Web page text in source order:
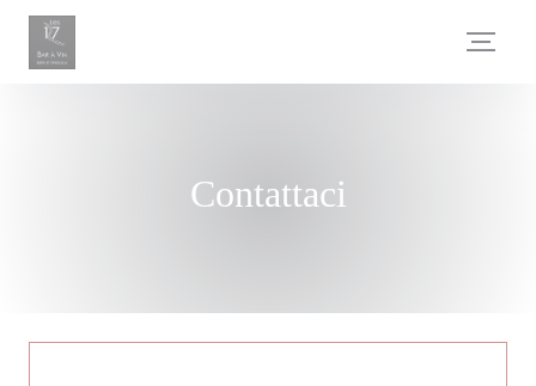
Personalizzazione delle tue scelte sui cookie
Contattaci